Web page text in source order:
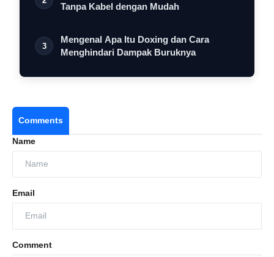
Tanpa Kabel dengan Mudah
3
Mengenal Apa Itu Doxing dan Cara
Menghindari Dampak Buruknya
Comments
Name
Email
Comment